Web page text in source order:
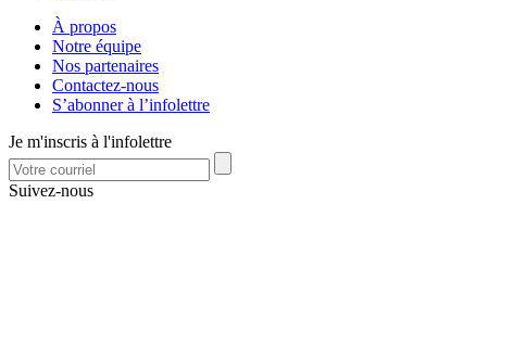
À propos
Notre équipe
Nos partenaires
Contactez-nous
S’abonner à l’infolettre
Je m'inscris à l'infolettre
Suivez-nous